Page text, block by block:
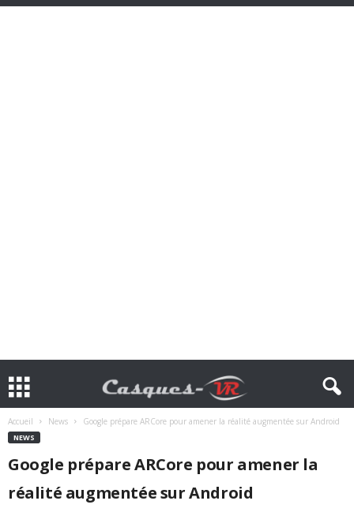
Accueil News Google prépare ARCore pour amener la réalité augmentée sur Android
NEWS
Google prépare ARCore pour amener la
réalité augmentée sur Android